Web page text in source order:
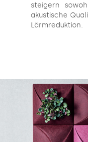
steigern
akustische
Lärmreduktion.